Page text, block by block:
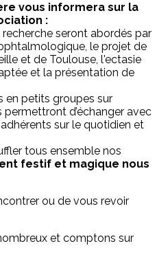
vous informera sur la
:
seront abordés par
le projet de
et de Toulouse, l'ectasie
et la présentation de
en petits groupes sur
d’échanger avec
sur le quotidien et
tous ensemble nos
festif et magique nous
ou de vous revoir
et comptons sur